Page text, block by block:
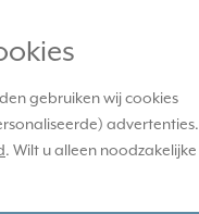
gebruiken wij cookies
advertenties.
. Wilt u alleen noodzakelijke